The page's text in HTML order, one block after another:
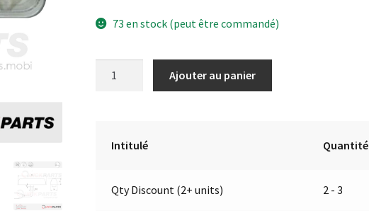
73 en stock (peut être commandé)
position
LED's
Ajouter au panier
Intitulé Quantité
Qty Discount (2+ units) 2 - 3